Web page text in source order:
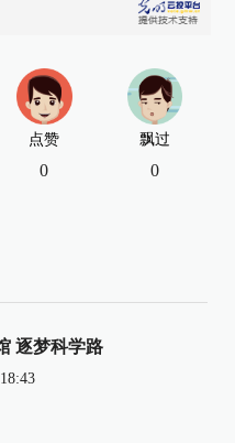
点赞
0
飘过
0
逐梦科学路